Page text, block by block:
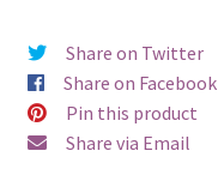
Share on Twitter
Share on Facebook
Pin this product
Share via Email